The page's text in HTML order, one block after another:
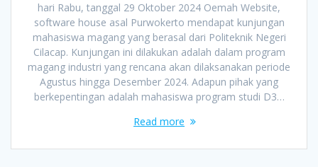
hari Rabu, tanggal 29 Oktober 2024 Oemah Website,
software house asal Purwokerto mendapat kunjungan
mahasiswa magang yang berasal dari Politeknik Negeri
Cilacap. Kunjungan ini dilakukan adalah dalam program
magang industri yang rencana akan dilaksanakan periode
Agustus hingga Desember 2024. Adapun pihak yang
berkepentingan adalah mahasiswa program studi D3…
Read more